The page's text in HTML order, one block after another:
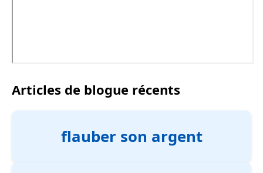
Articles de blogue récents
flauber son argent